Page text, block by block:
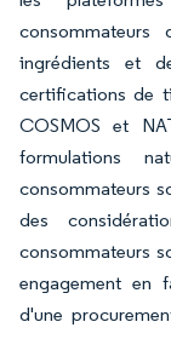
ingrédients et
certifications de
COSMOS et
formulations
consommateurs
des
consommateurs
engagement en
d'une